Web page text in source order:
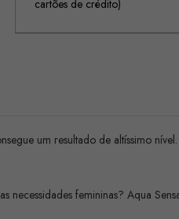
cartões de crédito)
um resultado de altíssimo nível.
femininas? Aqua